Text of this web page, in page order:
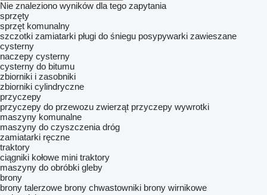
Nie znaleziono wyników dla tego zapytania
sprzęty
sprzęt komunalny
szczotki zamiatarki pługi do śniegu posypywarki zawieszane
cysterny
naczepy cysterny
cysterny do bitumu
zbiorniki i zasobniki
zbiorniki cylindryczne
przyczepy
przyczepy do przewozu zwierząt przyczepy wywrotki
maszyny komunalne
maszyny do czyszczenia dróg
zamiatarki ręczne
traktory
ciągniki kołowe mini traktory
maszyny do obróbki gleby
brony
brony talerzowe brony chwastowniki brony wirnikowe